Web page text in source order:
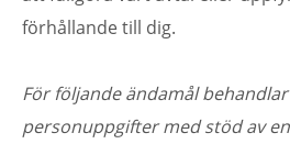
förhållande till dig.
För följande ändamål
personuppgifter med stöd av